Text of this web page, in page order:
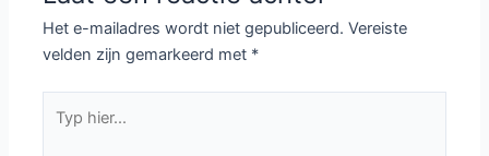
Het e-mailadres wordt niet gepubliceerd. Vereiste
velden zijn gemarkeerd met *
hier...